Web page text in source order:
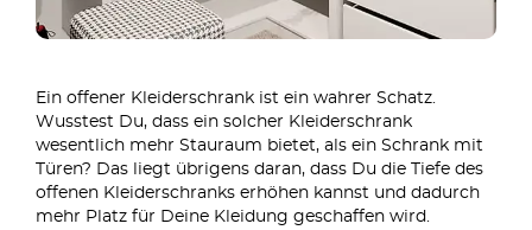
Ein offener Kleiderschrank ist ein wahrer Schatz.
Wusstest Du, dass ein solcher Kleiderschrank
wesentlich mehr Stauraum bietet, als ein Schrank mit
Türen? Das liegt übrigens daran, dass Du die Tiefe des
offenen Kleiderschranks erhöhen kannst und dadurch
mehr Platz für Deine Kleidung geschaffen wird.